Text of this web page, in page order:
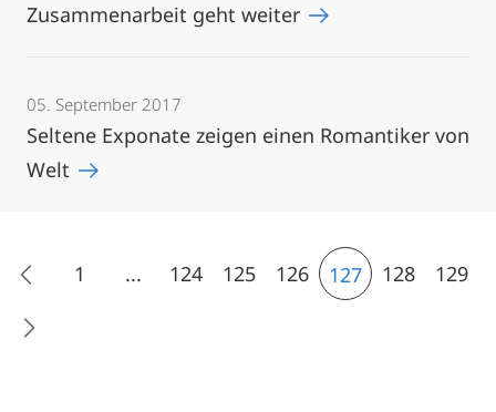
Zusammenarbeit geht weiter
05. September 2017
Seltene Exponate zeigen einen Romantiker von
Welt
1 ... 124 125 126 127 128 129